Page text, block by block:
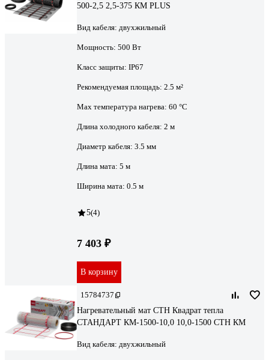
500-2,5 2,5-375 КМ PLUS
Вид кабеля: двухжильный
Мощность: 500 Вт
Класс защиты: IP67
Рекомендуемая площадь: 2.5 м²
Max температура нагрева: 60 °С
Длина холодного кабеля: 2 м
Диаметр кабеля: 3.5 мм
Длина мата: 5 м
Ширина мата: 0.5 м
5(4)
7 403 ₽
В корзину
15784737
Нагревательный мат СТН Квадрат тепла
СТАНДАРТ КМ-1500-10,0 10,0-1500 СТН КМ
Вид кабеля: двухжильный